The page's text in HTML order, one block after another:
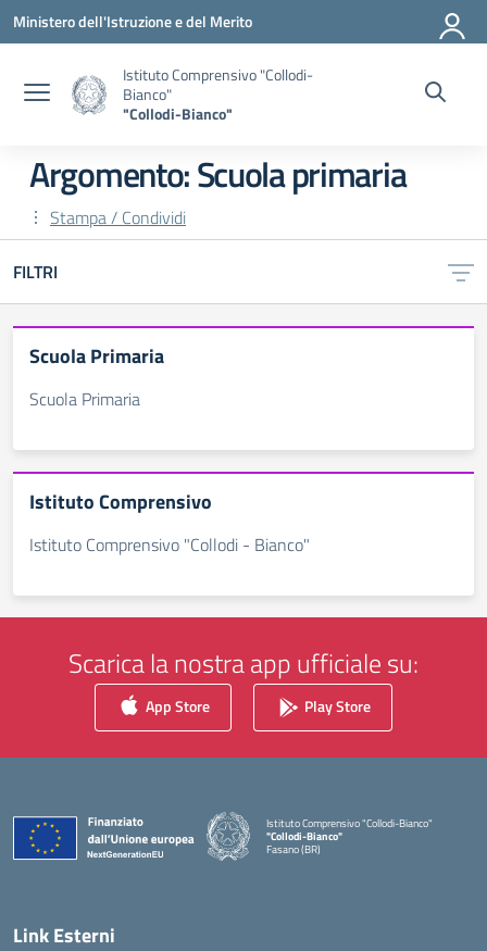
Vai ai contenuti
Vai al menu di navigazione
Vai al footer
Ministero dell'Istruzione e del Merito
Istituto Comprensivo "Collodi-
Bianco"
"Collodi-Bianco"
Argomento: Scuola primaria
Stampa / Condividi
FILTRI
Scuola Primaria
Scuola Primaria
Istituto Comprensivo
Istituto Comprensivo "Collodi - Bianco"
Scarica la nostra app ufficiale su:
App Store Play Store
Istituto Comprensivo "Collodi-Bianco"
"Collodi-Bianco"
Fasano (BR)
Link Esterni